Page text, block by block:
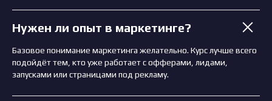
Нужен ли опыт в маркетинге?
Базовое понимание маркетинга желательно. Курс лучше всего
подойдёт тем, кто уже работает с офферами, лидами,
запусками или страницами под рекламу.